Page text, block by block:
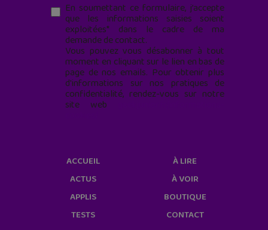
En soumettant ce formulaire, j’accepte
que les informations saisies soient
exploitées* dans le cadre de ma
demande de contact.
Vous pouvez vous désabonner à tout
moment en cliquant sur le lien en bas de
page de nos emails. Pour obtenir plus
d'informations sur nos pratiques de
confidentialité, rendez-vous sur notre
site web
ACCUEIL
ACTUS
APPLIS
TESTS
À LIRE
À VOIR
BOUTIQUE
CONTACT